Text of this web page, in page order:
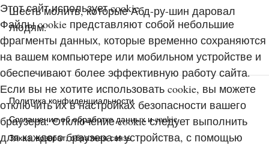
Шесть молитв, которые Абд-ру-шин даровал
людям.
Политика конфиденциальности
Соглашение об обработке данных и cookie
Заказ, возврат, обратная связь
Этот сайт использует cookie
Файлы cookie представляют собой небольшие
фрагменты данных, которые временно сохраняются
на вашем компьютере или мобильном устройстве и
обеспечивают более эффективную работу сайта.
Если вы не хотите использовать cookie, вы можете
отключить их в настройках безопасности вашего
браузера. Отключение cookie следует выполнить
для каждого браузера и устройства, с помощью